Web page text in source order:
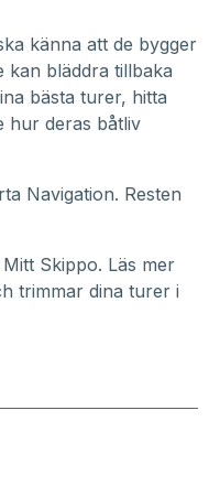
känna att de bygger
kan bläddra tillbaka
bästa turer, hitta
hur deras båtliv
Navigation. Resten
Mitt Skippo. Läs mer
trimmar dina turer i